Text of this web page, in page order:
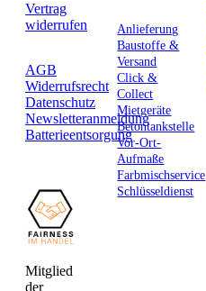
Vertrag
widerrufen
AGB
Widerrufsrecht
Datenschutz
Newsletteranmeldung
Batterieentsorgung
Mitglied
der
Anlieferung
Baustoffe &
Versand
Click &
Collect
Mietgeräte
Betontankstelle
Vor-Ort-
Aufmaße
Farbmischservice
Schlüsseldienst